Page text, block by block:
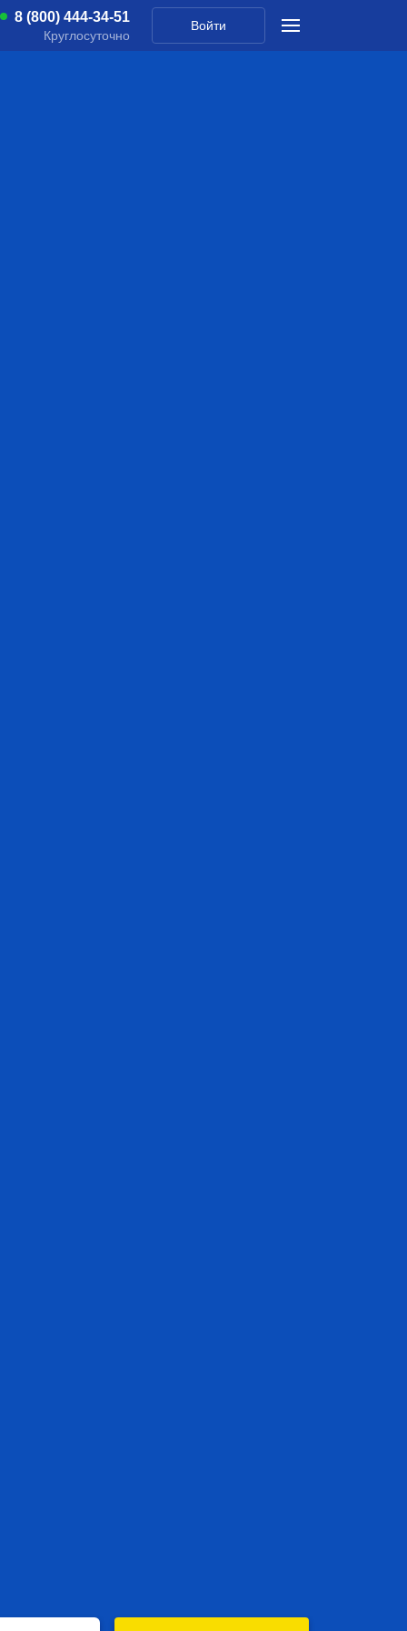
8 (800) 444-34-51
Круглосуточно
Войти